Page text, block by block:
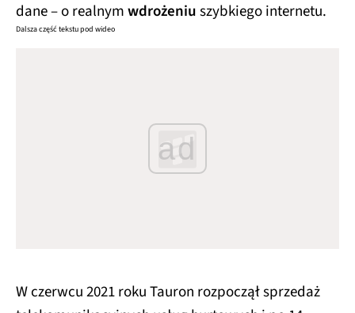
dane – o realnymwdrożeniuszybkiego internetu.
Dalsza część tekstu pod wideo
ad
W czerwcu 2021 roku Tauron rozpoczął sprzedaż